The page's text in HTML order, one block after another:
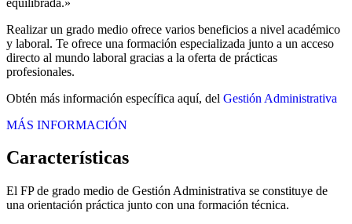
Realizar un grado medio ofrece varios beneficios a nivel académico
y laboral. Te ofrece una formación especializada junto a un acceso
directo al mundo laboral gracias a la oferta de prácticas
profesionales.
Obtén más información específica aquí, del Gestión Administrativa
MÁS INFORMACIÓN
Características
El FP de grado medio de Gestión Administrativa se constituye de
una orientación práctica junto con una formación técnica.